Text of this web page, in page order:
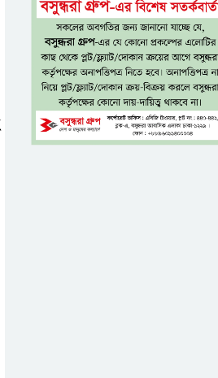
ব্যবহৃত রাখি
ডাস্টবিনে ফেলেন?
ভুলেও নয়, জেনে
নিন কী করা উচিত
বেসরকারি জ্বালানি